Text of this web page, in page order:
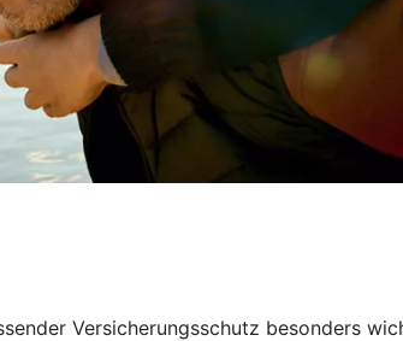
Versicherungsschutz besonders